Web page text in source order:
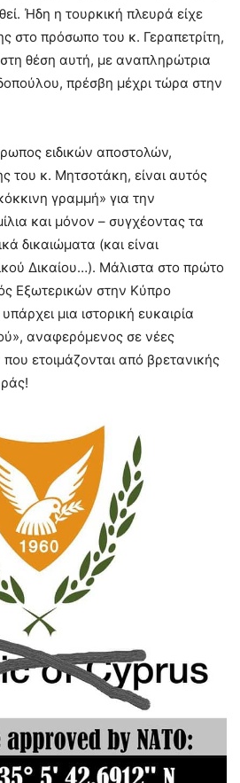
Ήδη η τουρκική πλευρά είχε
στο πρόσωπο του κ. Γεραπετρίτη,
στη θέση αυτή, με αναπληρώτρια
πρέσβη μέχρι τώρα στην
ειδικών αποστολών,
του κ. Μητσοτάκη, είναι αυτός
γραμμή» για την
και μόνον – συγχέοντας τα
δικαιώματα (και είναι
Δικαίου…). Μάλιστα στο πρώτο
Εξωτερικών στην Κύπρο
μια ιστορική ευκαιρία
αναφερόμενος σε νέες
ετοιμάζονται από βρετανικής